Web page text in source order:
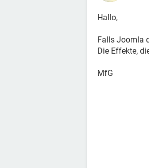
Hallo,
Falls Joomla
Die Effekte,
MfG